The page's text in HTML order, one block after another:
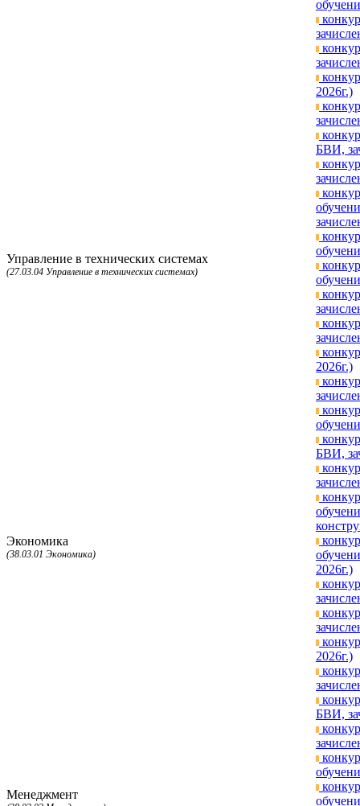
2026г.)
Управление в технических системах
(27.03.04 Управление в технических системах)
БВИ,
2026г.)
Экономика
(38.03.01 Экономика)
БВИ,
2026г.)
2026г.)
Менеджмент
БВИ,